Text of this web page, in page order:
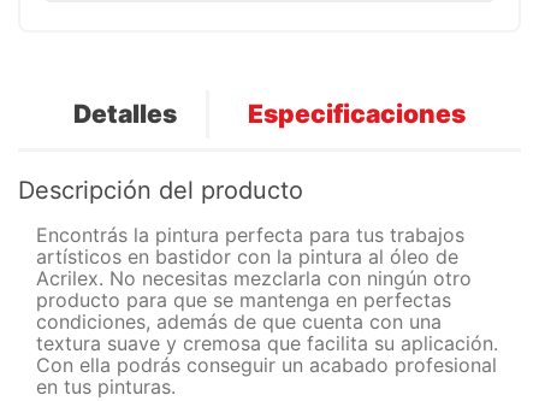
Detalles Especificaciones
Descripción del producto
Encontrás la pintura perfecta para tus trabajos
artísticos en bastidor con la pintura al óleo de
Acrilex. No necesitas mezclarla con ningún otro
producto para que se mantenga en perfectas
condiciones, además de que cuenta con una
textura suave y cremosa que facilita su aplicación.
Con ella podrás conseguir un acabado profesional
en tus pinturas.